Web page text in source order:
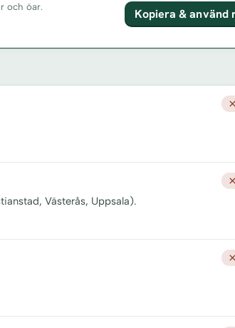
och öar. Kopiera & använd
Västerås, Uppsala).